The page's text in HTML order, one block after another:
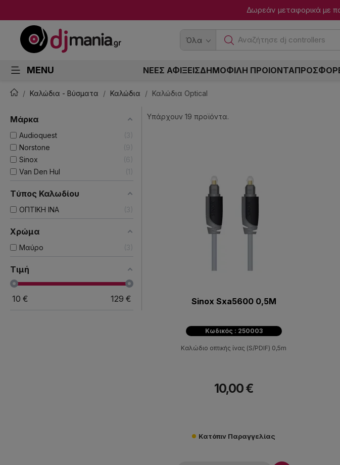
Δωρεάν μεταφορικά με
Όλα Αναζ
MENU ΝΕΕΣ ΑΦΙΞΕΙΣΔΗΜΟΦΙΛΗ ΠΡΟΙΟΝΤΑ
Καλώδια - Βύσματα Καλώδια Καλώδια Optical
Μάρκα
Audioquest
3
Norstone
9
Sinox
6
Van Den Hul
1
Tύπος Καλωδίου
ΟΠΤΙΚΗ ΙΝΑ 3
Χρώμα
Μαύρο 3
Τιμή
10 € 129 €
Υπάρχουν 19 προϊόντα.
Sinox Sxa5600 0,5M
Κωδικός : 250003
Καλώδιο οπτικής ίνας (S/PDIF) 0,5m
10,00 €
Κατόπιν Παραγγελίας